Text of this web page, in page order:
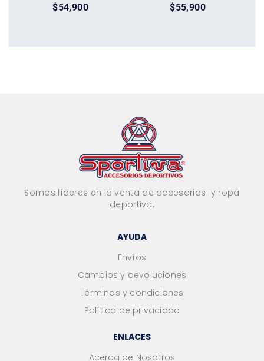
$54,900
$55,900
Somos líderes en la venta de accesorios y ropa
deportiva.
AYUDA
Envíos
Cambios y devoluciones
Términos y condiciones
Política de privacidad
ENLACES
Acerca de Nosotros